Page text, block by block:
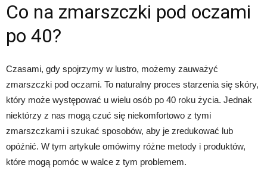
Co na zmarszczki pod oczami
po 40?
Czasami, gdy spojrzymy w lustro, możemy zauważyć
zmarszczki pod oczami. To naturalny proces starzenia się skóry,
który może występować u wielu osób po 40 roku życia. Jednak
niektórzy z nas mogą czuć się niekomfortowo z tymi
zmarszczkami i szukać sposobów, aby je zredukować lub
opóźnić. W tym artykule omówimy różne metody i produktów,
które mogą pomóc w walce z tym problemem.